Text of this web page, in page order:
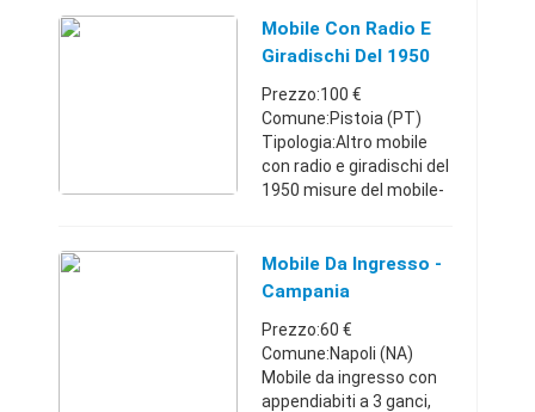
Giulia3931808191200 €
Mobile Con Radio E
Giradischi Del 1950
Prezzo:100 €
Comune:Pistoia (PT)
Tipologia:Altro mobile
con radio e giradischi del
1950 misure del mobile-
GARRAD 16/25w mod.
rc98-4h 16-33-45-78 giri
Mobile Da Ingresso -
Campania
Prezzo:60 €
Comune:Napoli (NA)
Mobile da ingresso con
appendiabiti a 3 ganci,